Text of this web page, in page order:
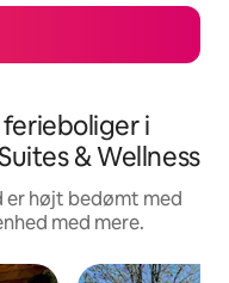
i
& Wellness
er højt bedømt med
med mere.